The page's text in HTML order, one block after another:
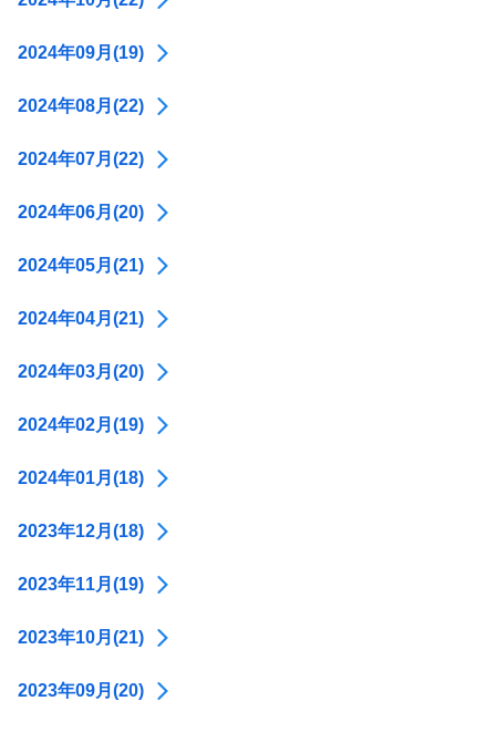
2024年09月(19)
2024年08月(22)
2024年07月(22)
2024年06月(20)
2024年05月(21)
2024年04月(21)
2024年03月(20)
2024年02月(19)
2024年01月(18)
2023年12月(18)
2023年11月(19)
2023年10月(21)
2023年09月(20)